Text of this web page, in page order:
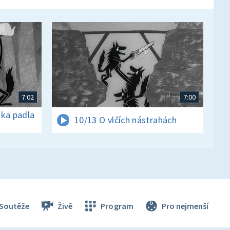
7:02
padla
7:00
10/13 O vlčích nástrahách
Živě Program Pro nejmenší